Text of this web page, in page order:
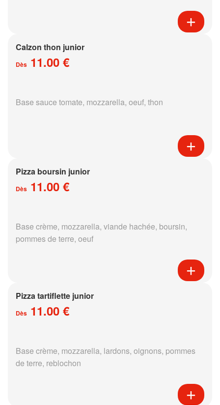
Calzon thon junior
Dès 11.00 €
Base sauce tomate, mozzarella, oeuf, thon
Pizza boursin junior
Dès 11.00 €
Base crème, mozzarella, viande hachée, boursin,
pommes de terre, oeuf
Pizza tartiflette junior
Dès 11.00 €
Base crème, mozzarella, lardons, oignons, pommes
de terre, reblochon